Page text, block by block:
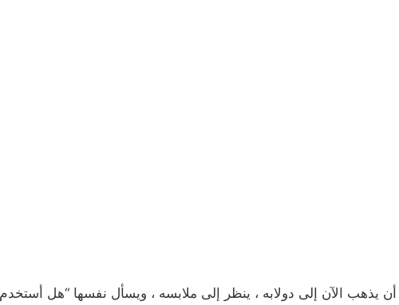
يذهب الآن إلى دولابه ، ينظر إلى ملابسه ، ويسأل نفسها “هل